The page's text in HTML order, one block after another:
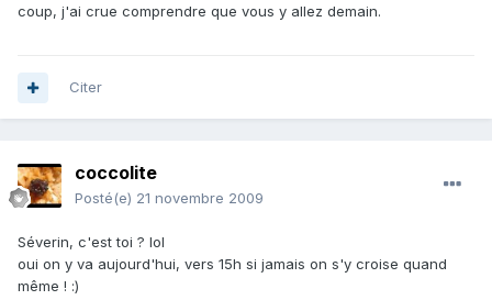
coup, j'ai crue comprendre que vous y allez demain.
Citer
coccolite
Posté(e) 21 novembre 2009
Séverin, c'est toi ? lol
oui on y va aujourd'hui, vers 15h si jamais on s'y croise quand
même ! :)